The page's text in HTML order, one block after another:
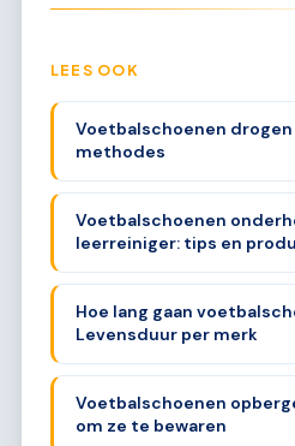
LEES OOK
Voetbalschoenen
methodes
Voetbalschoenen
leerreiniger: tips en
Hoe lang gaan
Levensduur per merk
Voetbalschoenen
om ze te bewaren